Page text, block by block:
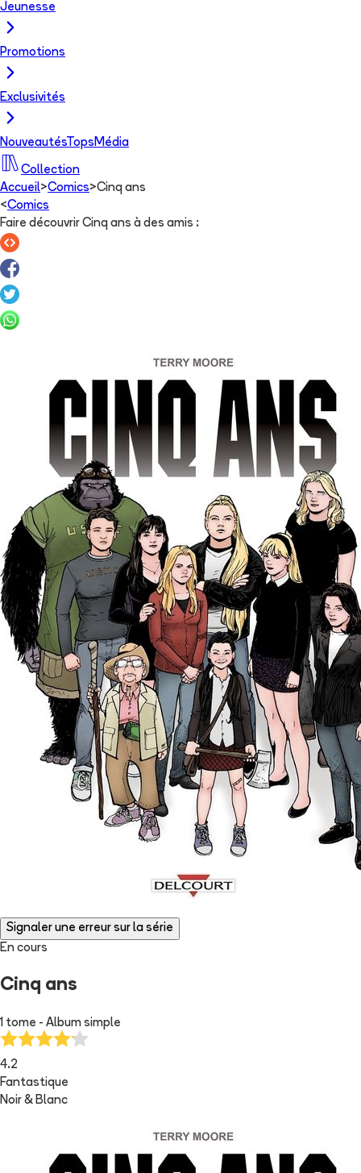
Jeunesse
Promotions
Exclusivités
NouveautésTops Média
Collection
Accueil>Comics>Cinq ans
<Comics
Faire découvrir Cinq ans à des amis :
Signaler une erreur sur la série
En cours
Cinq ans
1 tome - Album simple
4.2
Fantastique
Noir & Blanc